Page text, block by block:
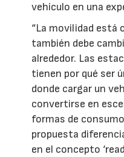
vehículo en una
“La movilidad está
también debe
alrededor. Las
tienen por qué ser
donde cargar un
convertirse en
formas de
propuesta
en el concepto